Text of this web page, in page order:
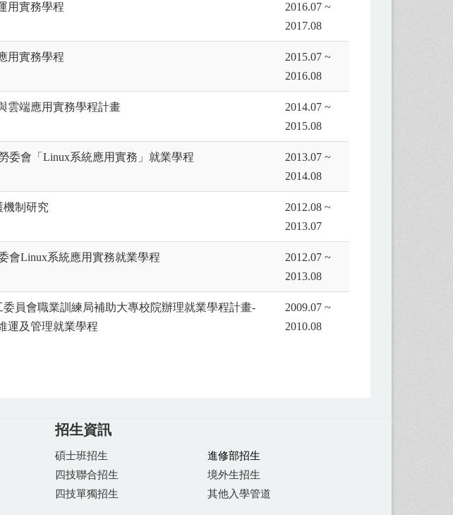
用實務學程
2016.07 ~
2017.08
用實務學程
2015.07 ~
2016.08
雲端應用實務學程計畫
2014.07 ~
2015.08
委會「Linux系統應用實務」就業學程
2013.07 ~
2014.08
機制研究
2012.08 ~
2013.07
會Linux系統應用實務就業學程
2012.07 ~
2013.08
委員會職業訓練局補助大專校院辦理就業學程計畫-
運及管理就業學程
2009.07 ~
2010.08
招生資訊
碩士班招生
四技聯合招生
四技單獨招生
進修部招生
境外生招生
其他入學管道